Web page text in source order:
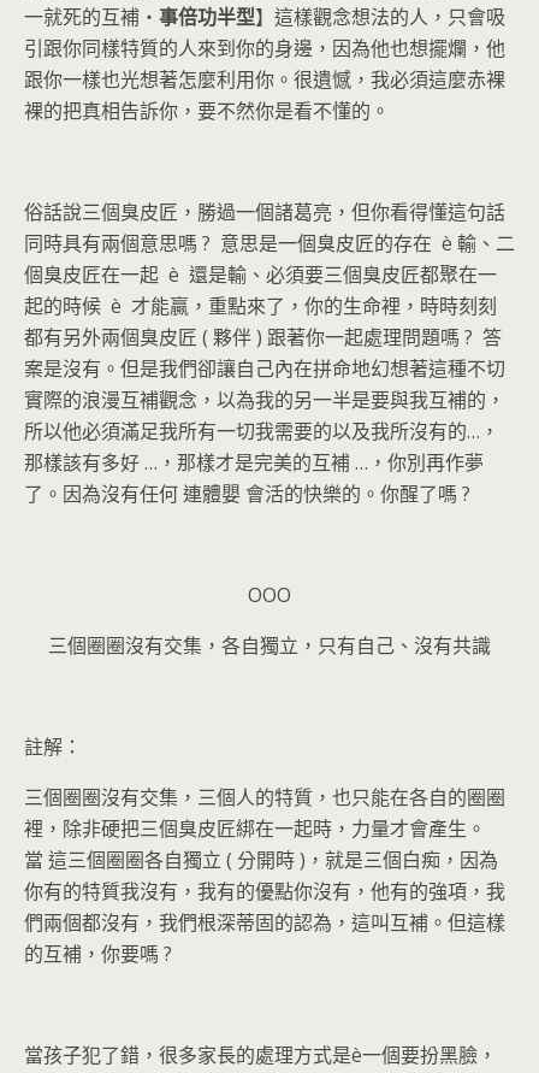
一就死的互補‧ 事倍功半型】這樣觀念想法的人，只會吸
引跟你同樣特質的人來到你的身邊，因為他也想擺爛，他
跟你一樣也光想著怎麼利用你。很遺憾，我必須這麼赤裸
裸的把真相告訴你，要不然你是看不懂的。
俗話說三個臭皮匠，勝過一個諸葛亮，但你看得懂這句話
同時具有兩個意思嗎 ? 意思是一個臭皮匠的存在 è 輸、二
個臭皮匠在一起 è 還是輸、必須要三個臭皮匠都聚在一
起的時候 è 才能贏，重點來了，你的生命裡，時時刻刻
都有另外兩個臭皮匠 ( 夥伴 ) 跟著你一起處理問題嗎 ? 答
案是沒有。但是我們卻讓自己內在拼命地幻想著這種不切
實際的浪漫互補觀念，以為我的另一半是要與我互補的，
所以他必須滿足我所有一切我需要的以及我所沒有的…，
那樣該有多好 …，那樣才是完美的互補 …，你別再作夢
了。因為沒有任何 連體嬰 會活的快樂的。你醒了嗎 ?
OOO
三個圈圈沒有交集，各自獨立，只有自己、沒有共識
註解：
三個圈圈沒有交集，三個人的特質，也只能在各自的圈圈
裡，除非硬把三個臭皮匠綁在一起時，力量才會產生。
當 這三個圈圈各自獨立 ( 分開時 )，就是三個白痴，因為
你有的特質我沒有，我有的優點你沒有，他有的強項，我
們兩個都沒有，我們根深蒂固的認為，這叫互補。但這樣
的互補，你要嗎 ?
當孩子犯了錯，很多家長的處理方式是è一個要扮黑臉，